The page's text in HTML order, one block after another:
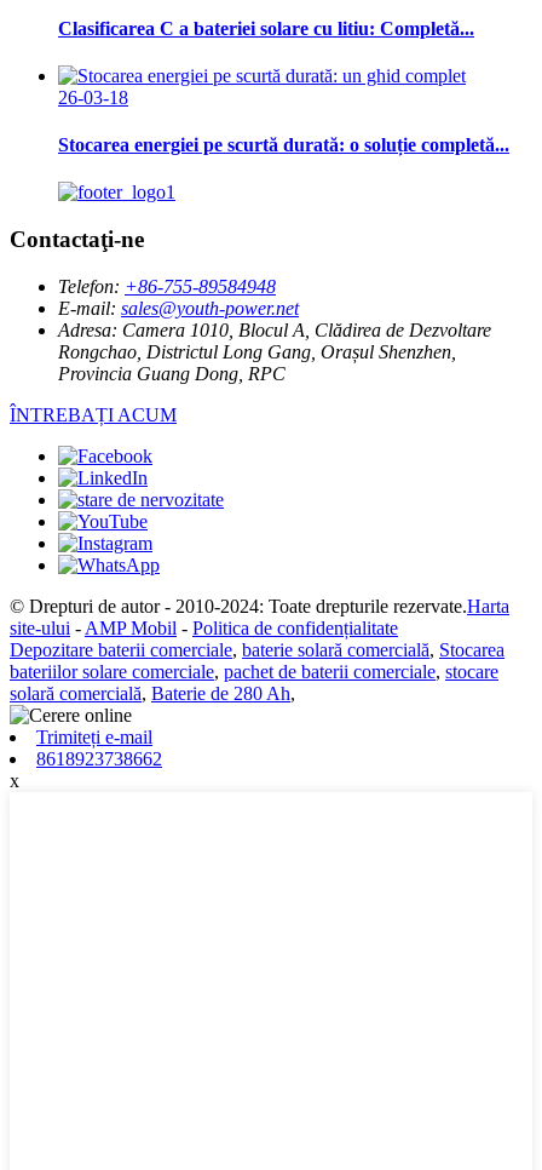
Clasificarea C a bateriei solare cu litiu: Completă...
26-03-18
Stocarea energiei pe scurtă durată: o soluție completă...
Contactaţi-ne
Telefon: +86-755-89584948
E-mail: sales@youth-power.net
Adresa: Camera 1010, Blocul A, Clădirea de Dezvoltare
Rongchao, Districtul Long Gang, Orașul Shenzhen,
Provincia Guang Dong, RPC
ÎNTREBAȚI ACUM
© Drepturi de autor - 2010-2024: Toate drepturile rezervate.Harta
site-ului - AMP Mobil - Politica de confidențialitate
Depozitare baterii comerciale, baterie solară comercială, Stocarea
bateriilor solare comerciale, pachet de baterii comerciale, stocare
solară comercială, Baterie de 280 Ah,
Trimiteți e-mail
8618923738662
x